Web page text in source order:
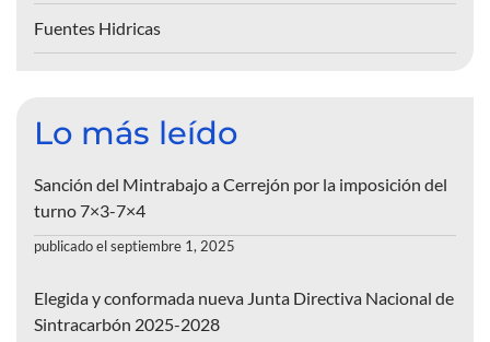
Fuentes Hidricas
Lo más leído
Sanción del Mintrabajo a Cerrejón por la imposición del
turno 7×3-7×4
publicado el septiembre 1, 2025
Elegida y conformada nueva Junta Directiva Nacional de
Sintracarbón 2025-2028